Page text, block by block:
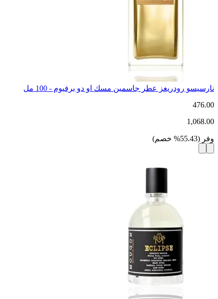
نارسيسو رودريغز عطر جاسمين مسك او دو برفيوم - 100 مل
476.00
1,068.00
وفر (
55.43
% خصم)